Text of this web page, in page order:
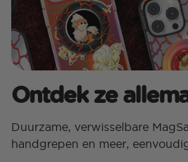
Ontdek ze
Duurzame, verwisselbare
handgrepen en meer,